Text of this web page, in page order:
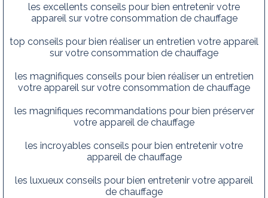
les excellents conseils pour bien entretenir votre
appareil sur votre consommation de chauffage
top conseils pour bien réaliser un entretien votre appareil
sur votre consommation de chauffage
les magnifiques conseils pour bien réaliser un entretien
votre appareil sur votre consommation de chauffage
les magnifiques recommandations pour bien préserver
votre appareil de chauffage
les incroyables conseils pour bien entretenir votre
appareil de chauffage
les luxueux conseils pour bien entretenir votre appareil
de chauffage